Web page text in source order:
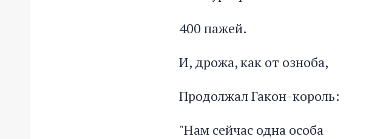
400 пажей.
И, дрожа, как от озноба,
Продолжал Гакон-король:
"Нам сейчас одна особа